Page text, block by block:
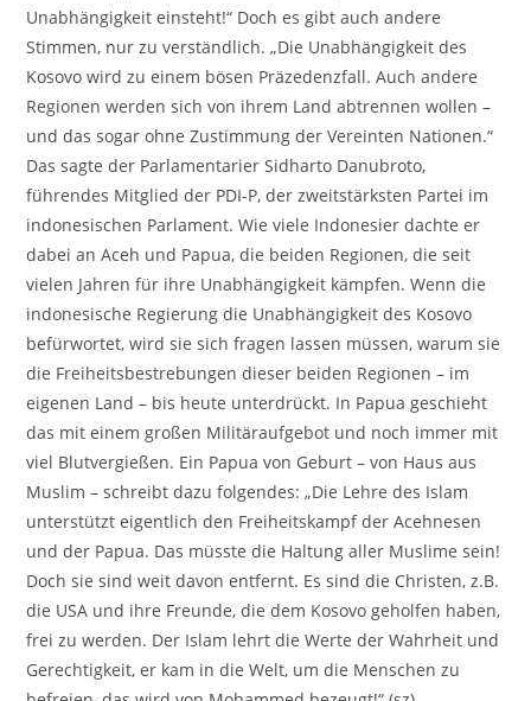
Unabhängigkeit einsteht!“ Doch es gibt auch andere
Stimmen, nur zu verständlich. „Die Unabhängigkeit des
Kosovo wird zu einem bösen Präzedenzfall. Auch andere
Regionen werden sich von ihrem Land abtrennen wollen –
und das sogar ohne Zustimmung der Vereinten Nationen.“
Das sagte der Parlamentarier Sidharto Danubroto,
führendes Mitglied der PDI-P, der zweitstärksten Partei im
indonesischen Parlament. Wie viele Indonesier dachte er
dabei an Aceh und Papua, die beiden Regionen, die seit
vielen Jahren für ihre Unabhängigkeit kämpfen. Wenn die
indonesische Regierung die Unabhängigkeit des Kosovo
befürwortet, wird sie sich fragen lassen müssen, warum sie
die Freiheitsbestrebungen dieser beiden Regionen – im
eigenen Land – bis heute unterdrückt. In Papua geschieht
das mit einem großen Militäraufgebot und noch immer mit
viel Blutvergießen. Ein Papua von Geburt – von Haus aus
Muslim – schreibt dazu folgendes: „Die Lehre des Islam
unterstützt eigentlich den Freiheitskampf der Acehnesen
und der Papua. Das müsste die Haltung aller Muslime sein!
Doch sie sind weit davon entfernt. Es sind die Christen, z.B.
die USA und ihre Freunde, die dem Kosovo geholfen haben,
frei zu werden. Der Islam lehrt die Werte der Wahrheit und
Gerechtigkeit, er kam in die Welt, um die Menschen zu